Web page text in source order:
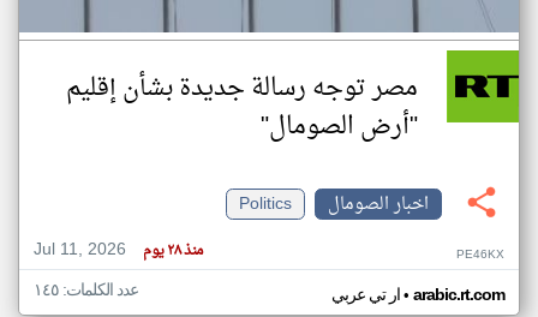
مصر توجه رسالة جديدة بشأن إقليم
"أرض الصومال"
اخبار الصومال
Politics
Jul 11, 2026
منذ ٢٨ يوم PE46KX
ار تي عربي• arabic.rt.com عدد الكلمات: ١٤٥